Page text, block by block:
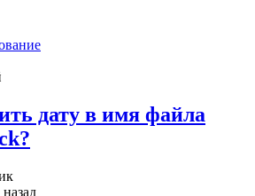
дату в имя файла